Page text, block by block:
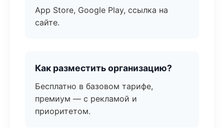
App Store, Google Play, ссылка на
сайте.
Как разместить организацию?
Бесплатно в базовом тарифе,
премиум — с рекламой и
приоритетом.